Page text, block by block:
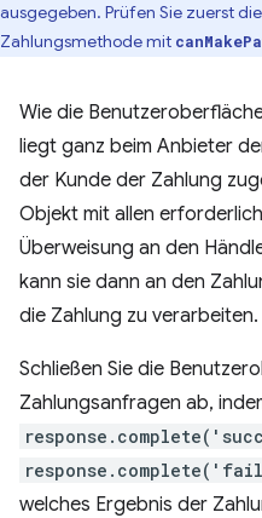
ausgegeben. Prüfen Sie zuerst
Zahlungsmethode mit
Wie die
liegt ganz beim Anbieter
der Kunde der Zahlung
Objekt mit allen
Überweisung an den
kann sie dann an den
die Zahlung zu verarbeiten.
Schließen Sie die
Zahlungsanfragen ab,
welches Ergebnis der